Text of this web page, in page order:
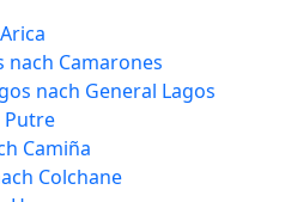
nach Camarones
nach General Lagos
Putre
Camiña
Colchane